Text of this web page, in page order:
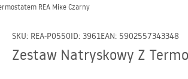
REA Mike Czarny
SKU: REA-P0550ID: 3961EAN: 5902557343348
Zestaw Natryskowy Z